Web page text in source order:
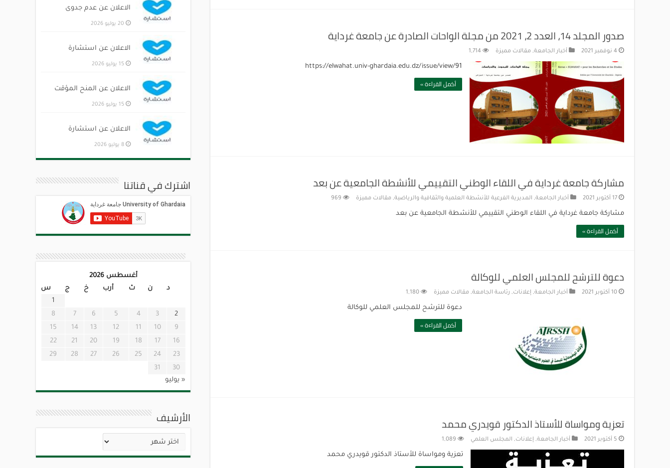
صدور المجلد 14، العدد 2، 2021 من مجلة الواحات الصادرة عن جامعة غرداية
4 نوفمبر 2021 أخبار الجامعة, مقالات مميزة 1,714
https://elwahat.univ-ghardaia.edu.dz/issue/view/91
أكمل القراءة »
مشاركة جامعة غرداية في اللقاء الوطني التقييمي للأنشطة الجامعية عن بعد
17 أكتوبر 2021 أخبار الجامعة, المديرية الفرعية للأنشطة العلمية والثقافية والرياضية, مقالات مميزة 969
مشاركة جامعة غرداية في اللقاء الوطني التقييمي للأنشطة الجامعية عن بعد
أكمل القراءة »
دعوة للترشح للمجلس العلمي للوكالة
10 أكتوبر 2021 أخبار الجامعة, إعلانات, رئاسة الجامعة, مقالات مميزة 1,180
دعوة للترشح للمجلس العلمي للوكالة
أكمل القراءة »
تعزية ومواساة للأستاذ الدكتور قويدري محمد
5 أكتوبر 2021 أخبار الجامعة, إعلانات, المجلس العلمي 1,089
تعزية ومواساة للأستاذ الدكتور قويدري محمد
الاعلان عن عدم جدوى
20 يوليو 2026
الاعلان عن استشارة
15 يوليو 2026
الاعلان عن المنح المؤقت
15 يوليو 2026
الاعلان عن استشارة
8 يوليو 2026
اشترك في قناتنا
أغسطس 2026
د
ن ث أرب خ ج
س
1
2
3
4
5
6
7
8
9
10
11
12
13
14
15
16
17
18
19
20
21
22
23
24
25
26
27
28
29
30
31
« يوليو
الأرشيف
الأرشيف